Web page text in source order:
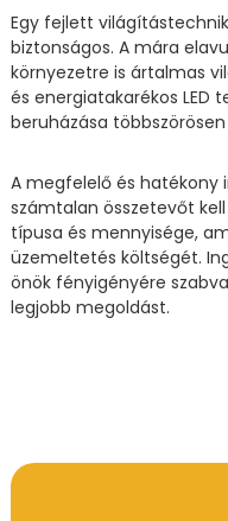
Egy fejlett
biztonságos. A mára
környezetre is ártalmas
és energiatakarékos LED
beruházása
A megfelelő és hatékony
számtalan összetevőt
típusa és mennyisége,
üzemeltetés költségét.
önök fényigényére
legjobb megoldást.